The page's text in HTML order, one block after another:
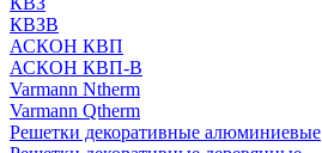
КВЗВ
АСКОН КВП
АСКОН КВП-В
Varmann Ntherm
Varmann Qtherm
Решетки декоративные алюминиевые